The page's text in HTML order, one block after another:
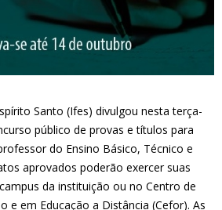
Santo (Ifes) divulgou nesta terça-
público de provas e títulos para
do Ensino Básico, Técnico e
aprovados poderão exercer suas
da instituição ou no Centro de
e em Educação a Distância (Cefor). As